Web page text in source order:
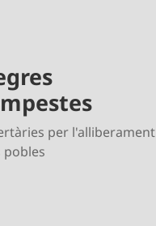
per l'alliberament
pobles